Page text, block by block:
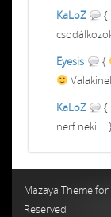
KaLoZ
{
Eyesis
{
KaLoZ
{
nerf neki ...
Mazaya Theme
Reserved